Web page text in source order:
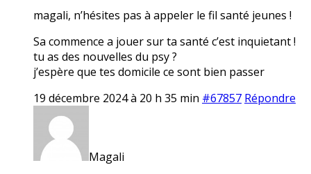
magali, n’hésites pas à appeler le fil santé jeunes !
Sa commence a jouer sur ta santé c’est inquietant !
tu as des nouvelles du psy ?
j’espère que tes domicile ce sont bien passer
19 décembre 2024 à 20 h 35 min #67857 Répondre
Magali